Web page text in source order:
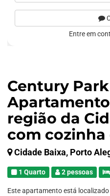
Century
região da
com
Cidade Baixa, Porto
1 Quarto 2 pessoas
Este apartamento está
Entre em